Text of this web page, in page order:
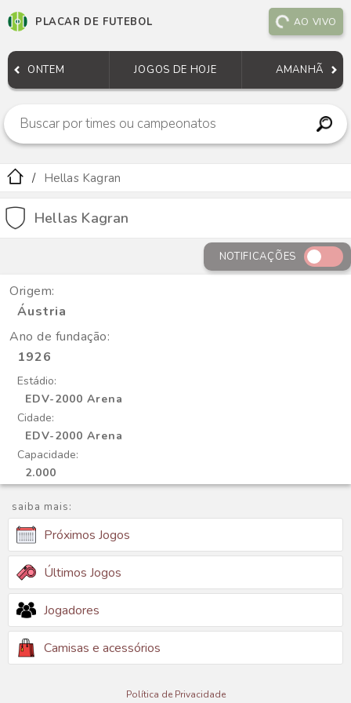
PLACAR DE FUTEBOL AO VIVO
ONTEM JOGOS DE HOJE AMANHÃ
Hellas Kagran
Hellas Kagran
NOTIFICAÇÕES
Origem:
Áustria
Ano de fundação:
1926
Estádio:
EDV-2000 Arena
Cidade:
EDV-2000 Arena
Capacidade:
2.000
saiba mais:
Próximos Jogos
Últimos Jogos
Jogadores
Camisas e acessórios
Política de Privacidade